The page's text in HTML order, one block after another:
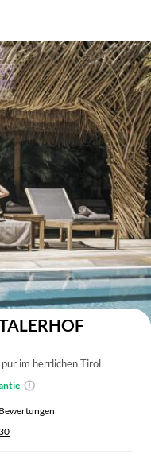
Auf der Karte anzeigen
im herrlichen Tirol
Bewertungen